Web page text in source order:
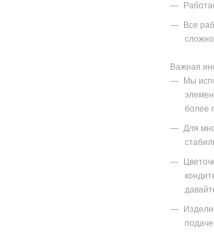
Все
Важная
Мы
более
Для